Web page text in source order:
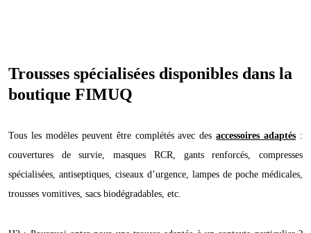
Trousses spécialisées disponibles dans la
boutique FIMUQ
Tous les modèles peuvent être complétés avec desaccessoires adaptés :
couvertures de survie, masques RCR, gants renforcés, compresses
spécialisées, antiseptiques, ciseaux d’urgence, lampes de poche médicales,
trousses vomitives, sacs biodégradables, etc.